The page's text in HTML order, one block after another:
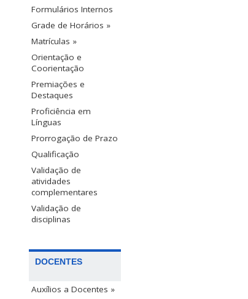
Formulários Internos
Grade de Horários »
Matrículas »
Orientação e
Coorientação
Premiações e
Destaques
Proficiência em
Línguas
Prorrogação de Prazo
Qualificação
Validação de
atividades
complementares
Validação de
disciplinas
DOCENTES
Auxílios a Docentes »